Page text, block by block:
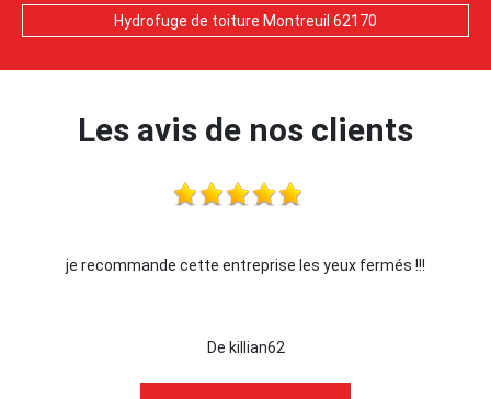
Hydrofuge de toiture Montreuil 62170
Les avis de nos clients
fermés !!! Je recommande !!